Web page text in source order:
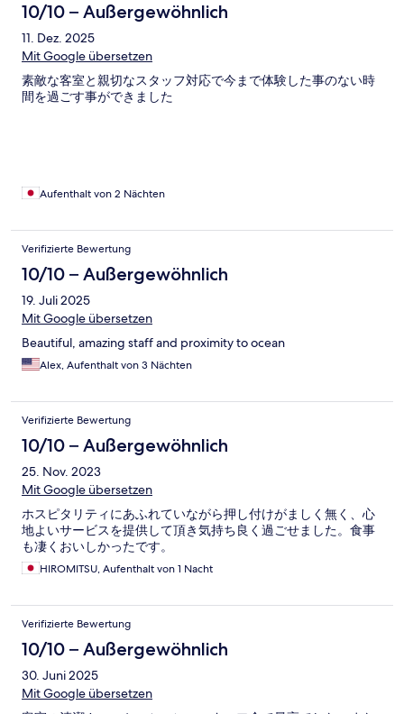
10/10 – Außergewöhnlich
11. Dez. 2025
Mit Google übersetzen
素敵な客室と親切なスタッフ対応で今まで体験した事のない時
間を過ごす事ができました
Aufenthalt von 2 Nächten
Verifizierte Bewertung
10/10 – Außergewöhnlich
19. Juli 2025
Mit Google übersetzen
Beautiful, amazing staff and proximity to ocean
Alex, Aufenthalt von 3 Nächten
Verifizierte Bewertung
10/10 – Außergewöhnlich
25. Nov. 2023
Mit Google übersetzen
ホスピタリティにあふれていながら押し付けがましく無く、心
地よいサービスを提供して頂き気持ち良く過ごせました。食事
も凄くおいしかったです。
HIROMITSU, Aufenthalt von 1 Nacht
Verifizierte Bewertung
10/10 – Außergewöhnlich
30. Juni 2025
Mit Google übersetzen